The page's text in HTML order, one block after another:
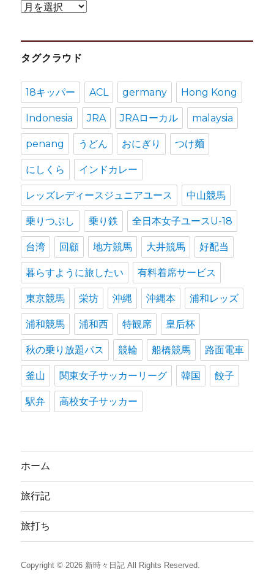
ア
カ
イ
タグクラウド
18キッパー ACL germany Hong Kong
Indonesia JRA JRAローカル malaysia
penang うどん おにぎり つけ麺
にしくら インドカレー
レッズレディースジュニアユース 中山競馬
乗りつぶし 乗り鉄 全日本女子ユースU-18
台湾 回顧 地方競馬 大井競馬 好配当
暮らすように旅したい 有料着席サービス
東京競馬 栄坊 沖縄 沖縄本 浦和レッズ
浦和競馬 浦和西 特観席 皇后杯
秋の乗り放題パス 競輪 船橋競馬 路面電車
釜山 関東女子サッカーリーグ 韓国 餃子
駅弁 高校女子サッカー
ホーム
旅行記
旅打ち
Copyright © 2026 新時々日記 All Rights Reserved.